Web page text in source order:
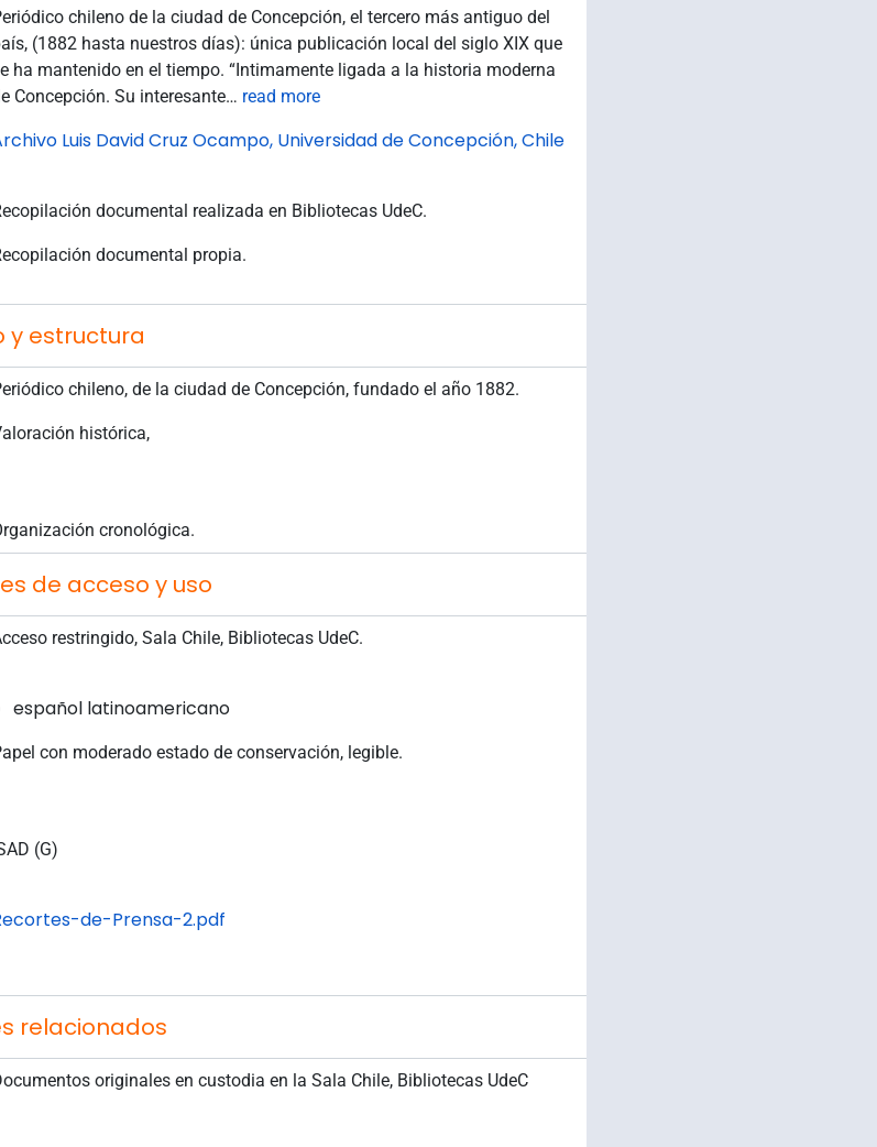
chileno de la ciudad de Concepción, el tercero más antiguo del
(1882 hasta nuestros días): única publicación local del siglo XIX que
ha mantenido en el tiempo. “Intimamente ligada a la historia moderna
Concepción. Su interesante… read more
Luis David Cruz Ocampo, Universidad de Concepción, Chile
documental realizada en Bibliotecas UdeC.
documental propia.
y estructura
chileno, de la ciudad de Concepción, fundado el año 1882.
histórica,
cronológica.
de acceso y uso
restringido, Sala Chile, Bibliotecas UdeC.
español latinoamericano
con moderado estado de conservación, legible.
(G)
de-Prensa-2.pdf
relacionados
originales en custodia en la Sala Chile, Bibliotecas UdeC